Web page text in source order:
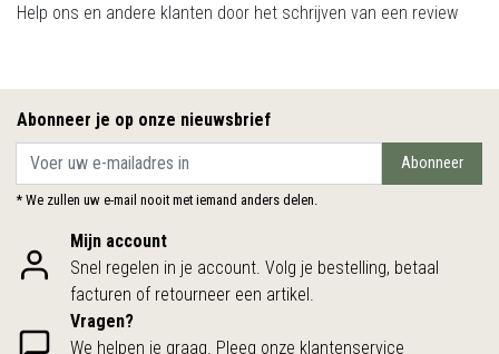
Help ons en andere klanten door het schrijven van een review
Abonneer je op onze nieuwsbrief
Abonneer
* We zullen uw e-mail nooit met iemand anders delen.
Mijn account
Snel regelen in je account. Volg je bestelling, betaal
facturen of retourneer een artikel.
Vragen?
We helpen je graag. Pleeg onze klantenservice